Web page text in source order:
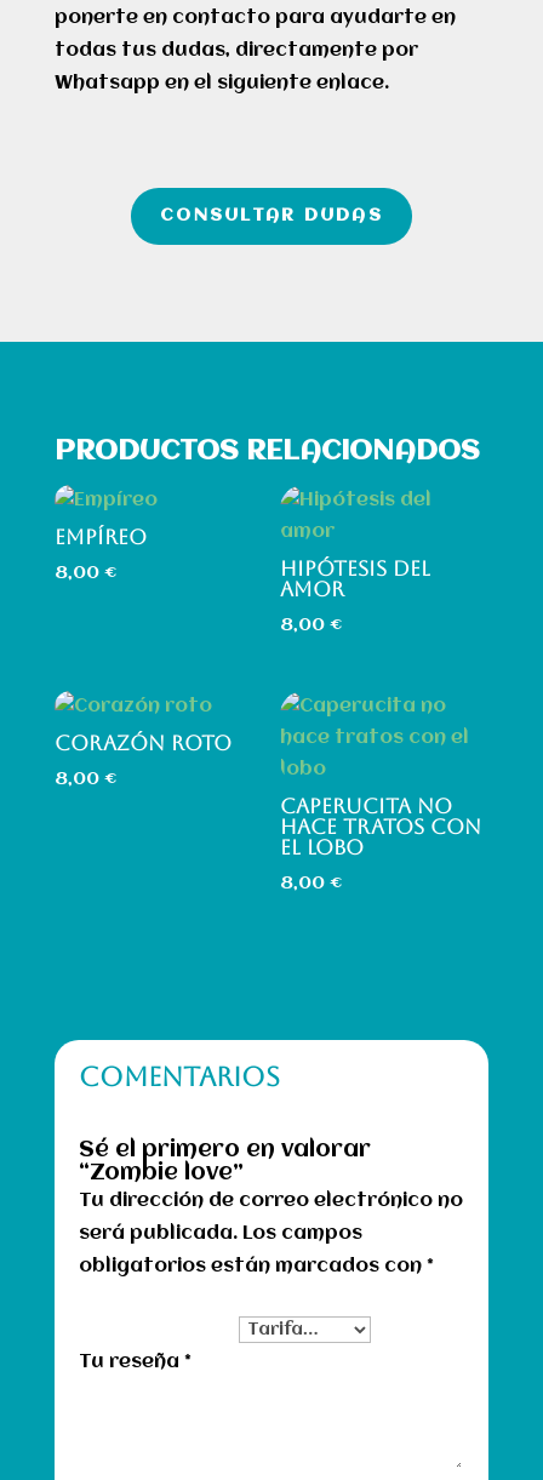
ponerte en contacto para ayudarte en
todas tus dudas, directamente por
Whatsapp en el siguiente enlace.
CONSULTAR DUDAS
PRODUCTOS RELACIONADOS
EMPÍREO
8,00 €
HIPÓTESIS DEL
AMOR
8,00€
CORAZÓN ROTO
8,00 €
CAPERUCITA NO
HACE TRATOS CON
EL LOBO
8,00€
COMENTARIOS
Sé el primero en valorar
“Zombie love”
Tu dirección de correo electrónico no
será publicada. Los campos
obligatorios están marcados con *
Tu reseña *